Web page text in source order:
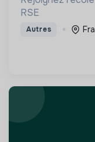
RSE
Autres